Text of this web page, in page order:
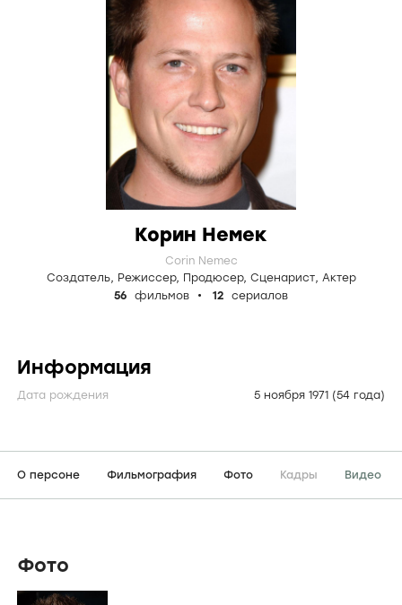
Корин Немек
Corin Nemec
Создатель, Режиссер, Продюсер, Сценарист, Актер
56
фильмов 12 сериалов
Информация
Дата рождения 5 ноября 1971 (54 года)
О персоне Фильмография Фото Кадры Видео
Фото